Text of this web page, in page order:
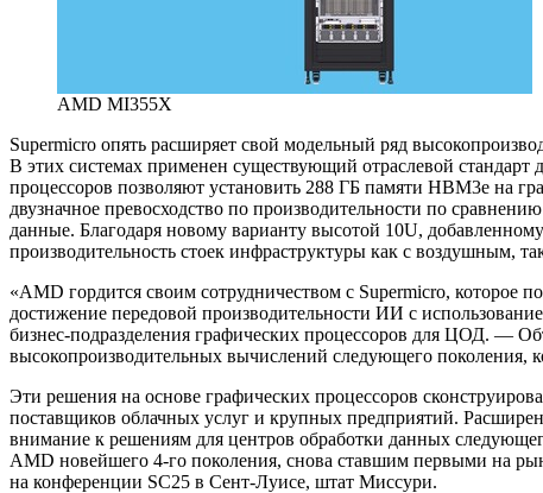
AMD MI355X
Supermicro опять расширяет свой модельный ряд
В этих системах применен существующий отраслевой
процессоров позволяют установить 288 ГБ памяти HBM3e на
двузначное превосходство по производительности по
данные. Благодаря новому варианту высотой 10U,
производительность стоек инфраструктуры как с воздушным,
«AMD гордится своим сотрудничеством с Supermicro,
достижение передовой производительности ИИ с
бизнес-подразделения графических процессоров для ЦОД. —
высокопроизводительных вычислений следующего поколения,
Эти решения на основе графических процессоров
поставщиков облачных услуг и крупных предприятий.
внимание к решениям для центров обработки данных
AMD новейшего 4-го поколения, снова ставшим первыми на
на конференции SC25 в Сент-Луисе, штат Миссури.